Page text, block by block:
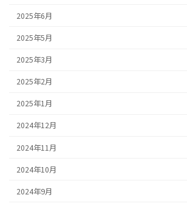
2025年6月
2025年5月
2025年3月
2025年2月
2025年1月
2024年12月
2024年11月
2024年10月
2024年9月